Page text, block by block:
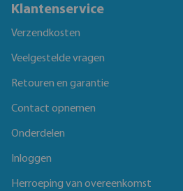
Klantenservice
Verzendkosten
Veelgestelde vragen
Retouren en garantie
Contact opnemen
Onderdelen
Inloggen
Herroeping van overeenkomst